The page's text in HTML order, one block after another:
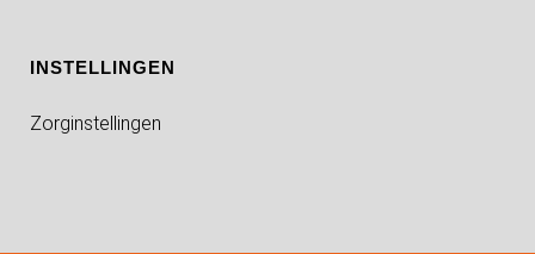
INSTELLINGEN
Zorginstellingen